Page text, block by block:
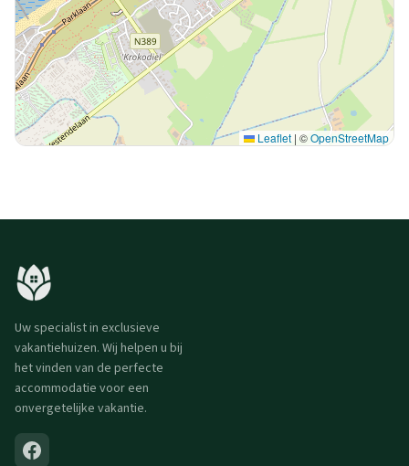
Leaflet | ©OpenStreetMap
Uw specialist in exclusieve
vakantiehuizen. Wij helpen u bij
het vinden van de perfecte
accommodatie voor een
onvergetelijke vakantie.